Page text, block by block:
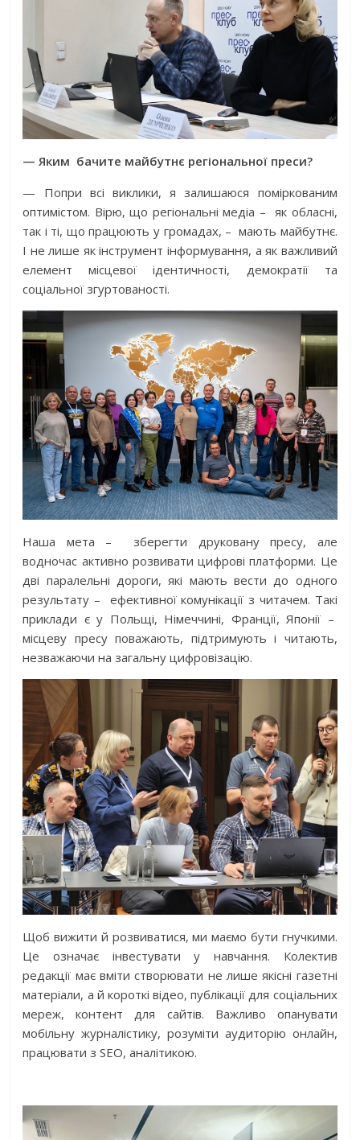
— Яким бачите майбутнє регіональної преси?
— Попри всі виклики, я залишаюся поміркованим
оптимістом. Вірю, що регіональні медіа –
як обласні,
так і ті, що працюють у громадах, – мають майбутнє.
І не лише як інструмент інформування, а як важливий
елемент місцевої ідентичності, демократії та
соціальної згуртованості.
Наша мета –
зберегти друковану пресу, але
водночас активно розвивати цифрові платформи. Це
дві паралельні дороги, які мають вести до одного
результату –
ефективної комунікації з читачем. Такі
приклади є у Польщі, Німеччині, Франції, Японії –
місцеву пресу поважають, підтримують і читають,
незважаючи на загальну цифровізацію.
Щоб вижити й розвиватися, ми маємо бути гнучкими.
Це означає інвестувати у навчання. Колектив
редакції має вміти створювати не лише якісні газетні
матеріали, а й короткі відео, публікації для соціальних
мереж, контент для сайтів. Важливо опанувати
мобільну журналістику, розуміти аудиторію онлайн,
працювати з SEO, аналітикою.